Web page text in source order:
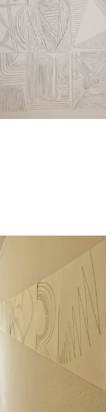
Ich war mit
Hamburg. Bei
ein Objekt von
Du wirst
etwas
nicht bezahlen,
Nein, nein, das
der Mensa…
Leute zu mir: